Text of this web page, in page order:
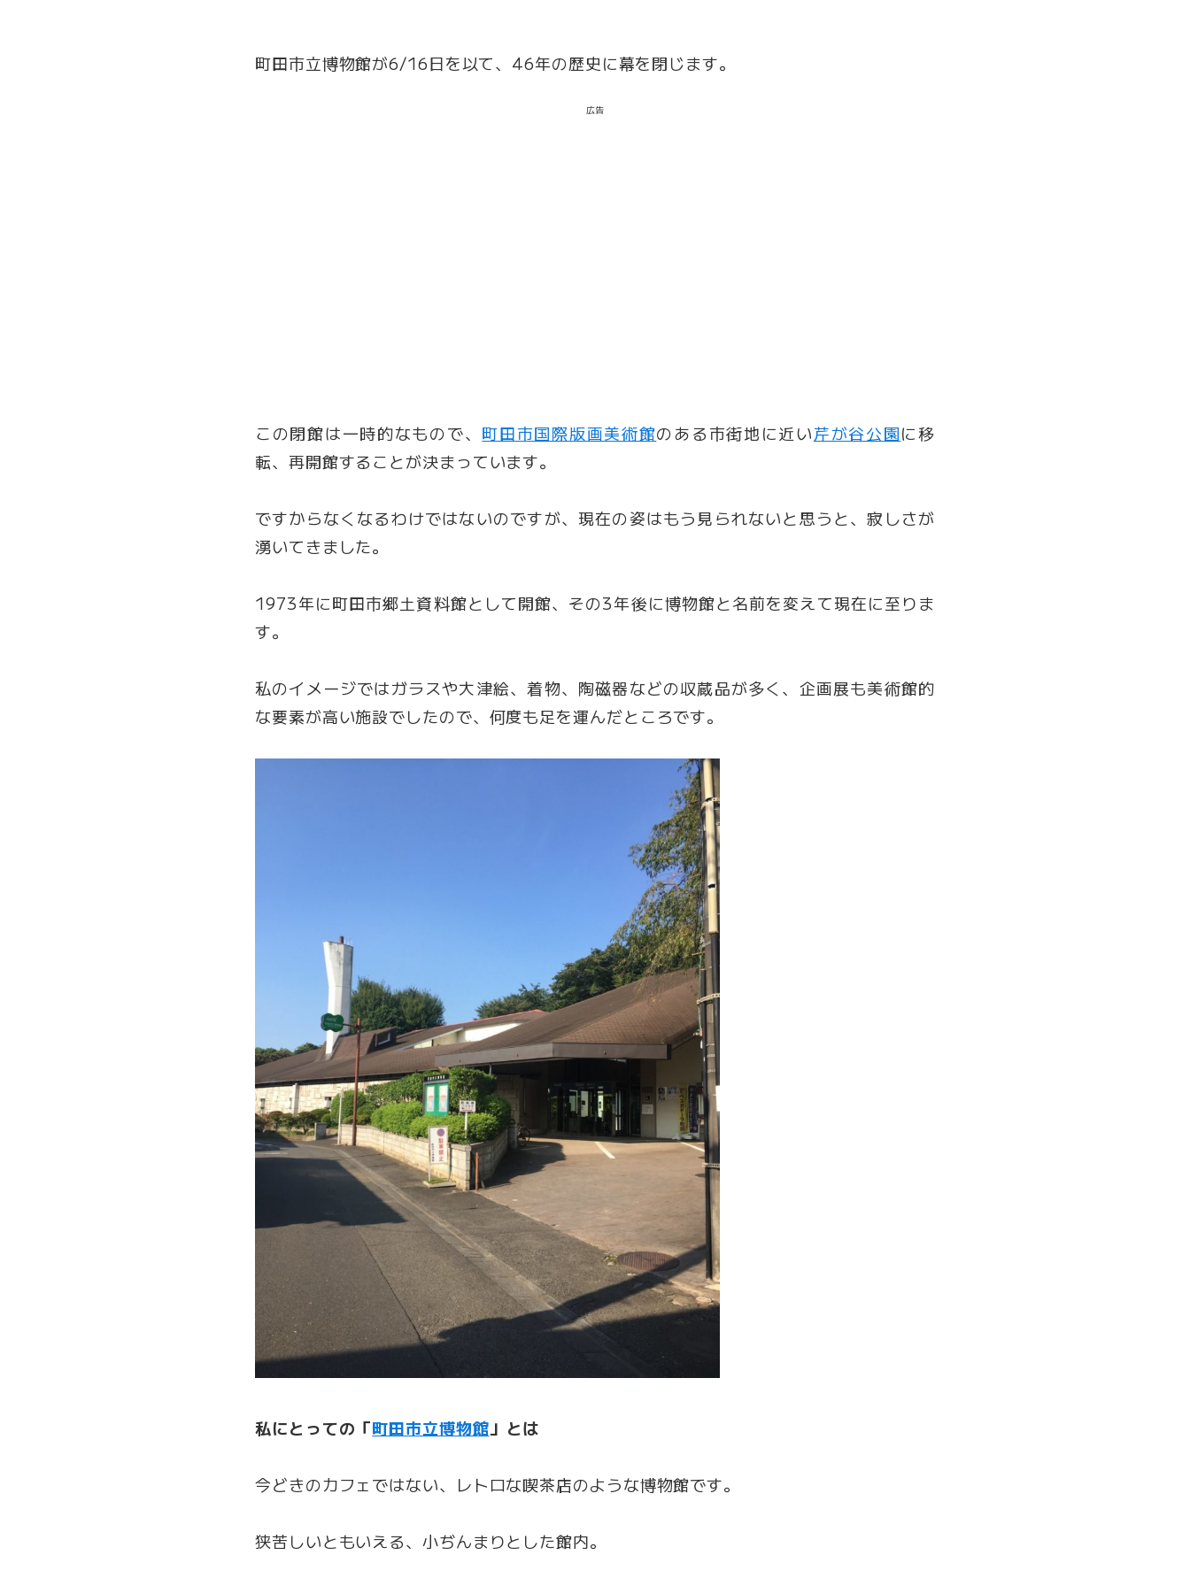
町田市立博物館が6/16日を以て、46年の歴史に幕を閉じます。
広告
この閉館は一時的なもので、 町田市国際版画美術館のある市街地に近い芹が谷公園に移
転、再開館することが決まっています。
ですからなくなるわけではないのですが、現在の姿はもう見られないと思うと、寂しさが
湧いてきました。
1973年に町田市郷土資料館として開館、その3年後に博物館と名前を変えて現在に至りま
す。
私のイメージではガラスや大津絵、着物、陶磁器などの収蔵品が多く、企画展も美術館的
な要素が高い施設でしたので、何度も足を運んだところです。
私にとっての「町田市立博物館 」とは
今どきのカフェではない、レトロな喫茶店のような博物館です。
狭苦しいともいえる、小ぢんまりとした館内。